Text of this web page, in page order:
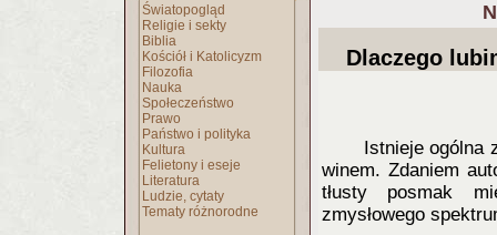
Światopogląd
Religie i sekty
Biblia
Kościół i Katolicyzm
Filozofia
Nauka
Społeczeństwo
Prawo
Państwo i polityka
Kultura
Felietony i eseje
Literatura
Ludzie, cytaty
Tematy różnorodne
Dlaczego
Istnieje ogólna
winem. Zdaniem
tłusty posmak
zmysłowego